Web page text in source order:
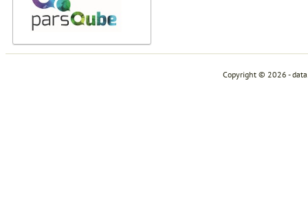
Copyright © 2026 -